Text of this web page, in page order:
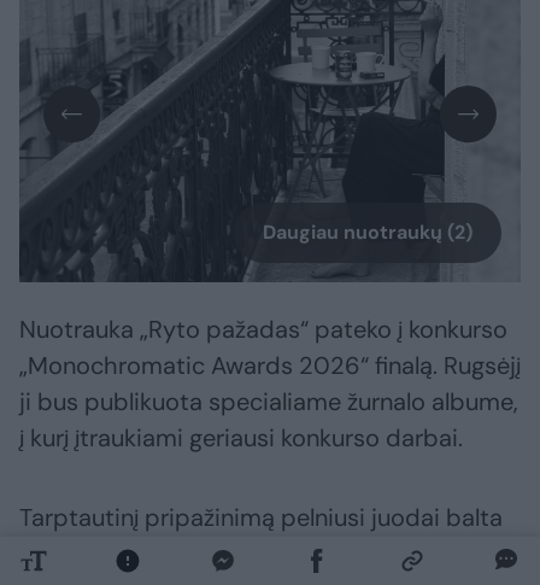
Daugiau nuotraukų (2)
Nuotrauka „Ryto pažadas“ pateko į konkurso
„Monochromatic Awards 2026“ finalą. Rugsėjį
ji bus publikuota specialiame žurnalo albume,
į kurį įtraukiami geriausi konkurso darbai.
Tarptautinį pripažinimą pelniusi juodai balta
nuotrauka padaryta mobiliuoju telefonu